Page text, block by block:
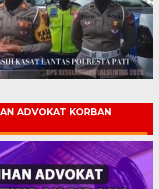
ADVOKAT KORBAN